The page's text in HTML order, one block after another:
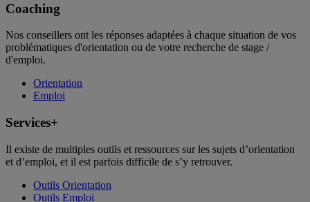
Coaching
Nos conseillers ont les réponses adaptées à chaque situation de vos
problématiques d'orientation ou de votre recherche de stage /
d'emploi.
Orientation
Emploi
Services+
Il existe de multiples outils et ressources sur les sujets d’orientation
et d’emploi, et il est parfois difficile de s’y retrouver.
Outils Orientation
Outils Emploi